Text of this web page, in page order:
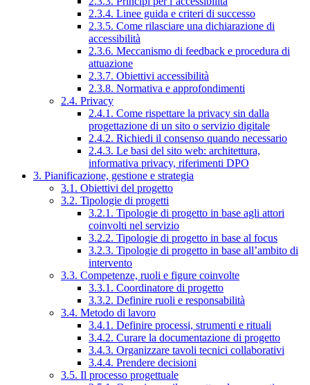
2.3.4. Linee guida e criteri di successo
2.3.5. Come rilasciare una dichiarazione di
accessibilità
2.3.6. Meccanismo di feedback e procedura di
attuazione
2.3.7. Obiettivi accessibilità
2.3.8. Normativa e approfondimenti
2.4. Privacy
2.4.1. Come rispettare la privacy sin dalla
progettazione di un sito o servizio digitale
2.4.2. Richiedi il consenso quando necessario
2.4.3. Le basi del sito web: architettura,
informativa privacy, riferimenti DPO
3. Pianificazione, gestione e strategia
3.1. Obiettivi del progetto
3.2. Tipologie di progetti
3.2.1. Tipologie di progetto in base agli attori
coinvolti nel servizio
3.2.2. Tipologie di progetto in base al focus
3.2.3. Tipologie di progetto in base all’ambito di
intervento
3.3. Competenze, ruoli e figure coinvolte
3.3.1. Coordinatore di progetto
3.3.2. Definire ruoli e responsabilità
3.4. Metodo di lavoro
3.4.1. Definire processi, strumenti e rituali
3.4.2. Curare la documentazione di progetto
3.4.3. Organizzare tavoli tecnici collaborativi
3.4.4. Prendere decisioni
3.5. Il processo progettuale